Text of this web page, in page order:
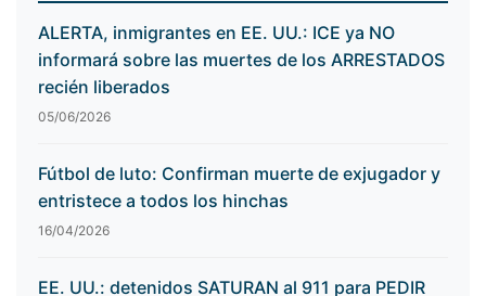
ALERTA, inmigrantes en EE. UU.: ICE ya NO
informará sobre las muertes de los ARRESTADOS
recién liberados
05/06/2026
Fútbol de luto: Confirman muerte de exjugador y
entristece a todos los hinchas
16/04/2026
EE. UU.: detenidos SATURAN al 911 para PEDIR